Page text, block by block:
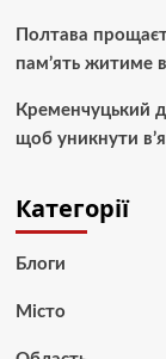
Полтава
пам’ять житиме
Кременчуцький
щоб уникнути
Категорії
Блоги
Місто